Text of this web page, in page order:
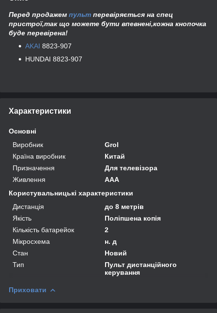
Перед продажем пульт перевіряється на спец
пристрої,так що можете бути впевнені,кожна кнопочка
буде перевірена!
AKAI 8823-907
HUNDAI 8823-907
Характеристики
Основні
Виробник
Grol
Країна виробник
Китай
Призначення
Для телевізора
Живлення
AAA
Користувальницькі характеристики
Дистанція
до 8 метрів
Якість
Поліпшена копія
Кількість батарейок
2
Мікросхема
н. д
Стан
Новий
Тип
Пульт дистанційного
керування
Приховати